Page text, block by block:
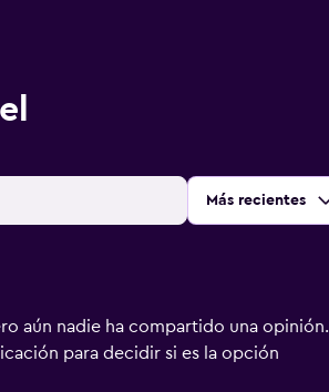
Ordenar por:
Más recientes
aún nadie ha compartido una opinión.
para decidir si es la opción